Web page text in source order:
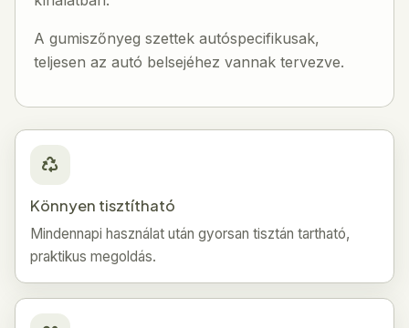
A gumiszőnyeg szettek autóspecifikusak,
teljesen az autó belsejéhez vannak tervezve.
Könnyen tisztítható
Mindennapi használat után gyorsan tisztán tartható,
praktikus megoldás.